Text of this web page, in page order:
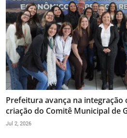
Prefeitura avança na integração
criação do Comitê Municipal de
Jul 2, 2026